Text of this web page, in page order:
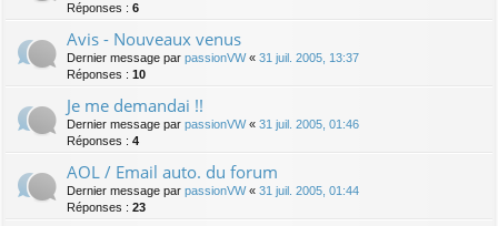
Réponses : 6
Avis - Nouveaux venus
Dernier message par passionVW« 31 juil. 2005, 13:37
Réponses : 10
Je me demandai !!
Dernier message par passionVW« 31 juil. 2005, 01:46
Réponses : 4
AOL / Email auto. du forum
Dernier message par passionVW« 31 juil. 2005, 01:44
Réponses : 23